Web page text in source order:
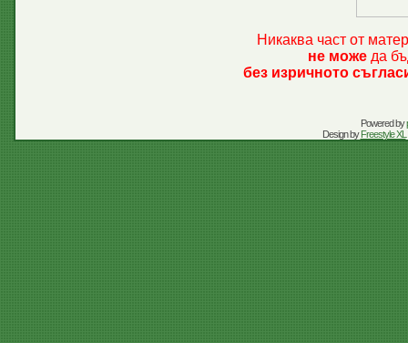
Никаква част от
не може да
без изричното
Powered by
Design byFreestyle XL